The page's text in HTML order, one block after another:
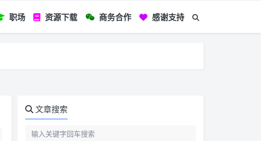
职场 资源下载 商务合作 感谢支持
文章搜索